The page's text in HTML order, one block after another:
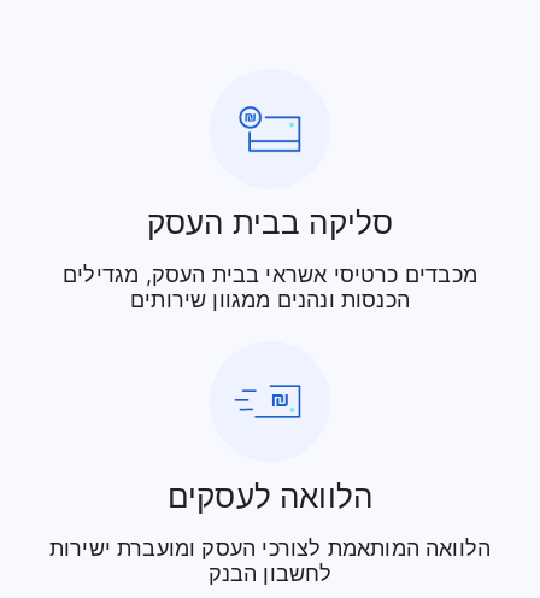
סליקה בבית העסק
מכבדים כרטיסי אשראי בבית העסק, מגדילים
הכנסות ונהנים ממגוון שירותים
הלוואה לעסקים
הלוואה המותאמת לצורכי העסק ומועברת ישירות
לחשבון הבנק